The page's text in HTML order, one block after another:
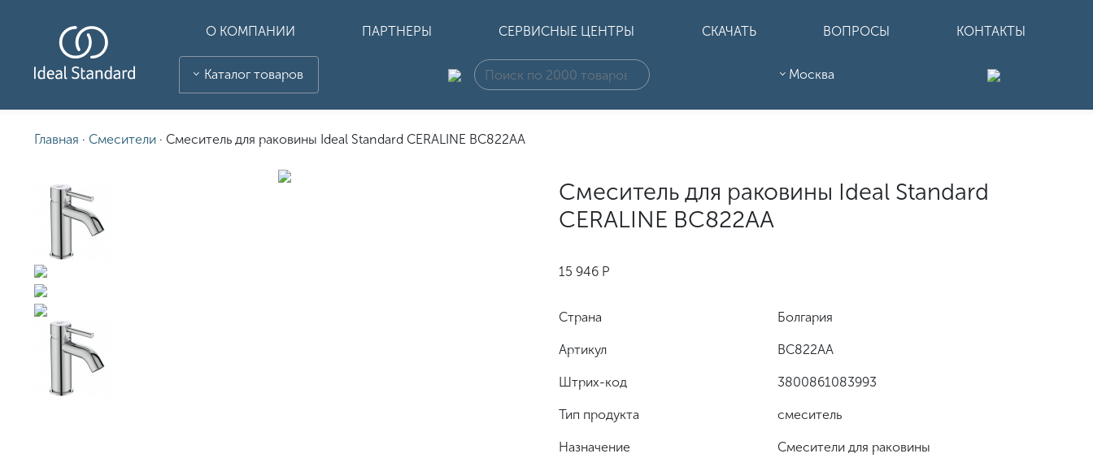
О КОМПАНИИ ПАРТНЕРЫ СЕРВИСНЫЕ ЦЕНТРЫ СКАЧАТЬ ВОПРОСЫ КОНТАКТЫ
Каталог товаров Москва
Главная · Смесители · Смеситель для раковины Ideal Standard CERALINE BC822AA
Смеситель для раковины Ideal Standard
CERALINE BC822AA
15 946 Р
Страна Болгария
Артикул BC822AA
Штрих-код 3800861083993
Тип продукта смеситель
Назначение Смесители для раковины